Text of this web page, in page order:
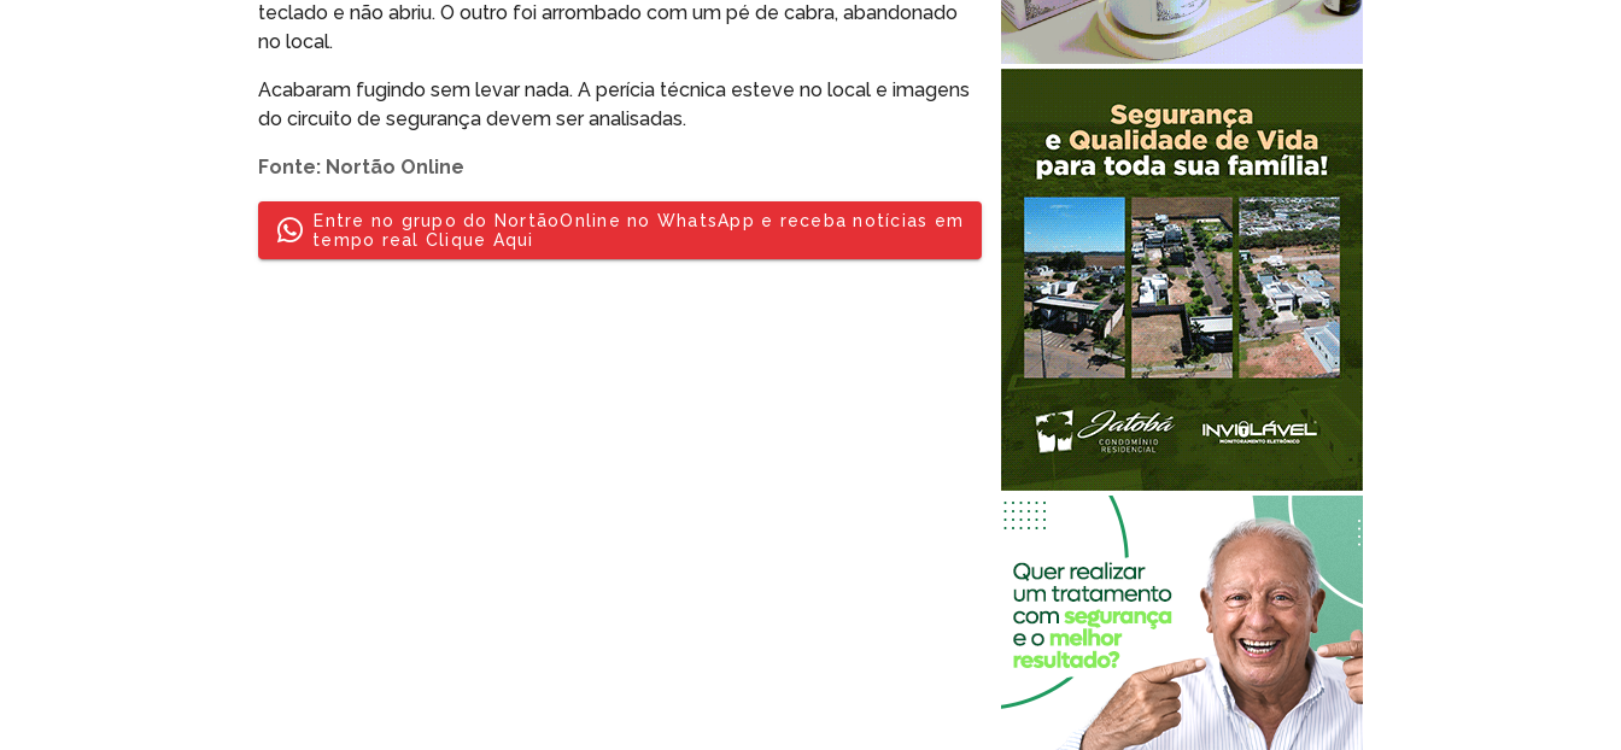
teclado e não abriu. O outro foi arrombado com um pé de cabra, abandonado
no local.
Acabaram fugindo sem levar nada. A perícia técnica esteve no local e imagens
do circuito de segurança devem ser analisadas.
Fonte: Nortão Online
Entre no grupo do NortãoOnline no WhatsApp e receba notícias em
tempo real Clique Aqui